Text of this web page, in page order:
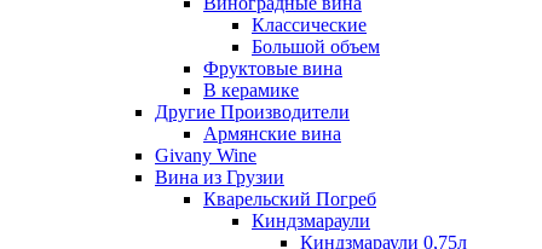
Классические
Большой объем
Фруктовые вина
В керамике
Другие Производители
Армянские вина
Givany Wine
Вина из Грузии
Кварельский Погреб
Киндзмараули
Киндзмараули 0,75л